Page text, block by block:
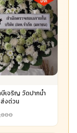
เจริญ วัดปากน้ำ
งด่วน